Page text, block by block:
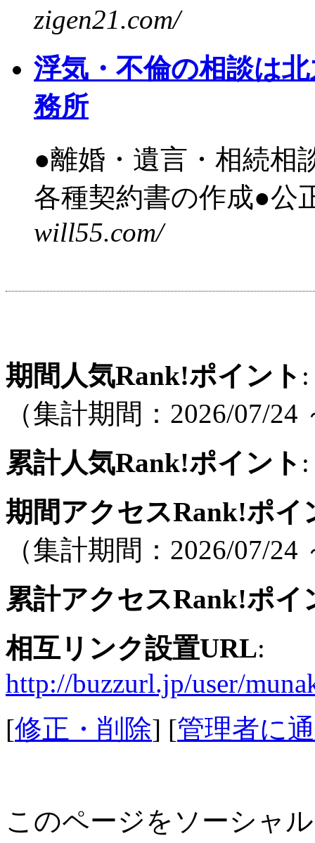
zigen21.com/
浮気・不倫の相談は
務所
●離婚・遺言・相続相
各種契約書の作成●公
will55.com/
期間人気Rank!ポイント
（集計期間：2026/07/24
累計人気Rank!ポイント
期間アクセスRank!ポイ
（集計期間：2026/07/24
累計アクセスRank!ポイ
相互リンク設置URL:
http://buzzurl.jp/user/
[修正・削除] [管理者に
このページをソーシャ